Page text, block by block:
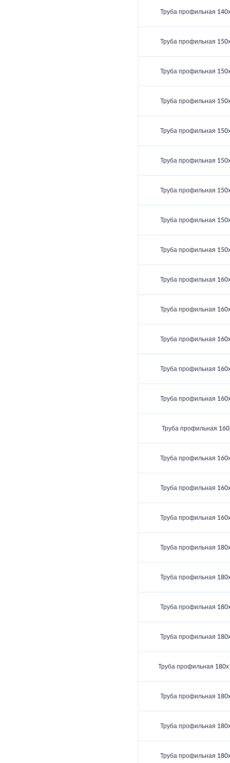
Труба профильная
Труба профильная
Труба профильная
Труба профильная
Труба профильная
Труба профильная
Труба профильная
Труба профильная
Труба профильная
Труба профильная
Труба профильная
Труба профильная
Труба профильная
Труба профильная
Труба профильная
Труба профильная
Труба профильная
Труба профильная
Труба профильная
Труба профильная
Труба профильная
Труба профильная
Труба профильная
Труба профильная
Труба профильная
Труба профильная